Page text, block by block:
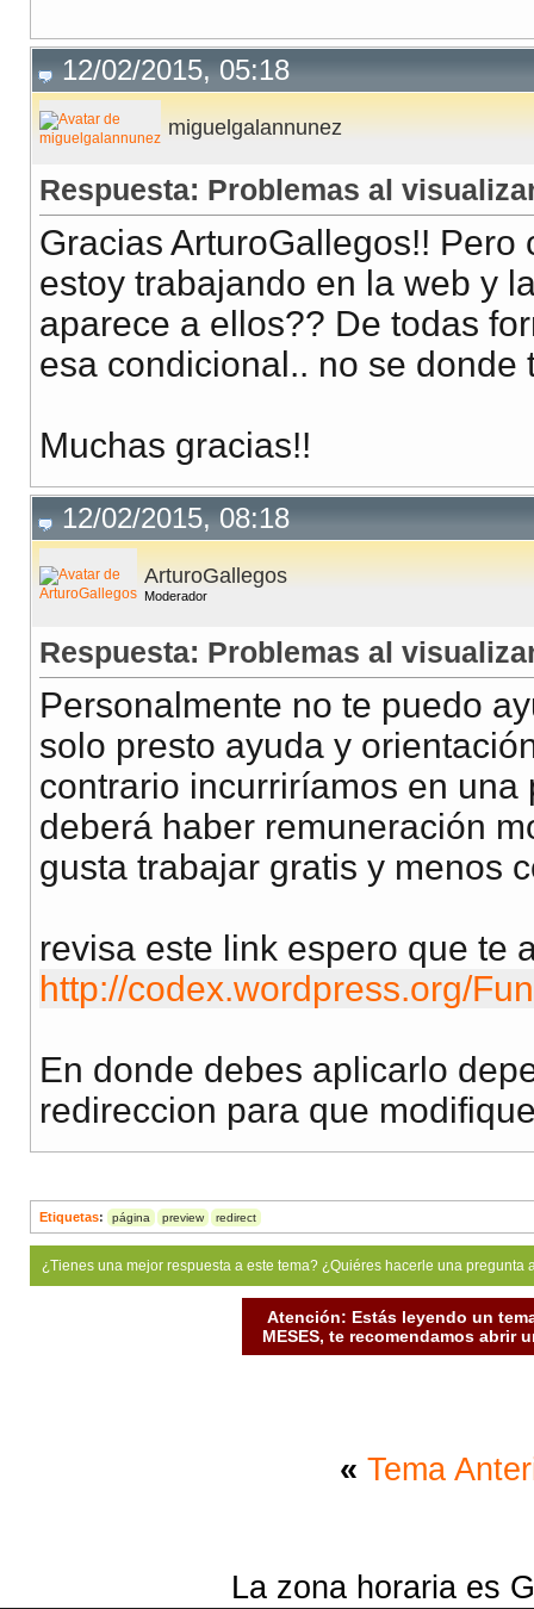
12/02/2015, 05:18
miguelgalannunez
Respuesta: Problemas al
Gracias ArturoGallegos!!
estoy trabajando en la web y
aparece a ellos?? De todas
esa condicional.. no se
Muchas gracias!!
12/02/2015, 08:18
ArturoGallegos
Moderador
Respuesta: Problemas al
Personalmente no te puedo
solo presto ayuda y
contrario incurriríamos en
deberá haber remuneración
gusta trabajar gratis y menos
revisa este link espero que te
http://codex.wordpress.org/
En donde debes aplicarlo
redireccion para que
Etiquetas: página preview redirect
¿Tienes una mejor respuesta a este tema? ¿Quiéres hacerle una
Atención: Estás leyendo un
MESES, te recomendamos abrir
« Tema
La zona horaria es